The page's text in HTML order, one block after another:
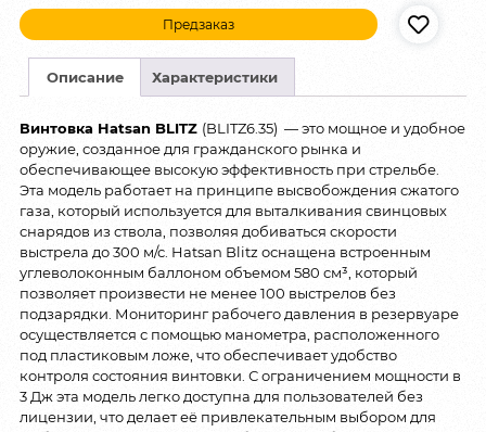
Предзаказ
Описание Характеристики
Винтовка Hatsan BLITZ (BLITZ6.35) — это мощное и удобное
оружие, созданное для гражданского рынка и
обеспечивающее высокую эффективность при стрельбе.
Эта модель работает на принципе высвобождения сжатого
газа, который используется для выталкивания свинцовых
снарядов из ствола, позволяя добиваться скорости
выстрела до 300 м/с. Hatsan Blitz оснащена встроенным
углеволоконным баллоном объемом 580 см³, который
позволяет произвести не менее 100 выстрелов без
подзарядки. Мониторинг рабочего давления в резервуаре
осуществляется с помощью манометра, расположенного
под пластиковым ложе, что обеспечивает удобство
контроля состояния винтовки. С ограничением мощности в
3 Дж эта модель легко доступна для пользователей без
лицензии, что делает её привлекательным выбором для